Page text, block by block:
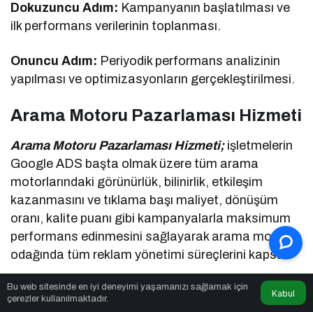
Dokuzuncu Adım: Kampanyanın başlatılması ve
ilk performans verilerinin toplanması.
Onuncu Adım: Periyodik performans analizinin
yapılması ve optimizasyonların gerçekleştirilmesi.
Arama Motoru Pazarlaması Hizmeti
Arama Motoru Pazarlaması Hizmeti;işletmelerin
Google ADS başta olmak üzere tüm arama
motorlarındaki görünürlük, bilinirlik, etkileşim
kazanmasını ve tıklama başı maliyet, dönüşüm
oranı, kalite puanı gibi kampanyalarla maksimum
performans edinmesini sağlayarak arama motoru
odağında tüm reklam yönetimi süreçlerini kapsar.
Kaynak: Startup Gazetesi köşe yazarı Mürsel
Bu web sitesinde en iyi deneyimi yaşamanızı sağlamak için
çerezler kullanılmaktadır.
Kabul